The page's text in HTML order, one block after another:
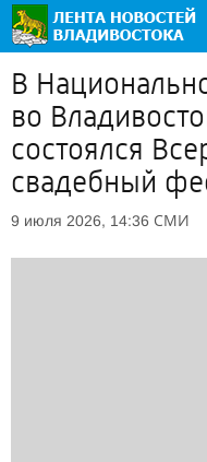
В
во
состоялся
свадебный
9 июля 2026, 14:36 СМИ